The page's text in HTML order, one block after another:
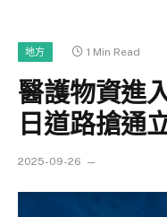
地方 1 Min Read
醫護物資進
日道路搶通
2025-09-26